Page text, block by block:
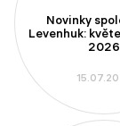
Novinky
Levenhuk:
2026